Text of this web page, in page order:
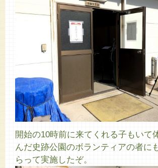
開始の10時前に来てくれる子もいて
んだ史跡公園のボランティアの者に
らって実施したぞ。